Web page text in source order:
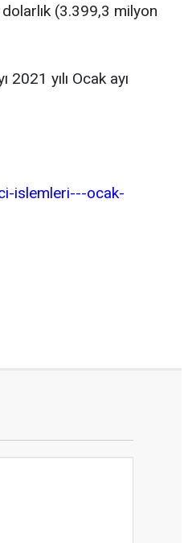
dolarlık (3.399,3 milyon
2021 yılı Ocak ayı
islemleri---ocak-